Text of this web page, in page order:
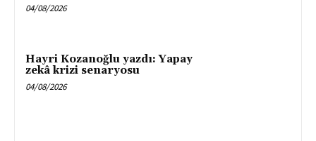
04/08/2026
Hayri Kozanoğlu yazdı: Yapay
zekâ krizi senaryosu
04/08/2026